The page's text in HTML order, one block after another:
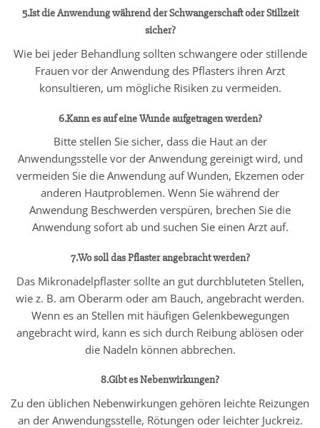
5.Ist die Anwendung während der Schwangerschaft oder Stillzeit
sicher?
Wie bei jeder Behandlung sollten schwangere oder stillende
Frauen vor der Anwendung des Pflasters ihren Arzt
konsultieren, um mögliche Risiken zu vermeiden.
6.Kann es auf eine Wunde aufgetragen werden?
Bitte stellen Sie sicher, dass die Haut an der
Anwendungsstelle vor der Anwendung gereinigt wird, und
vermeiden Sie die Anwendung auf Wunden, Ekzemen oder
anderen Hautproblemen. Wenn Sie während der
Anwendung Beschwerden verspüren, brechen Sie die
Anwendung sofort ab und suchen Sie einen Arzt auf.
7.Wo soll das Pflaster angebracht werden?
Das Mikronadelpflaster sollte an gut durchbluteten Stellen,
wie z. B. am Oberarm oder am Bauch, angebracht werden.
Wenn es an Stellen mit häufigen Gelenkbewegungen
angebracht wird, kann es sich durch Reibung ablösen oder
die Nadeln können abbrechen.
8.Gibt es Nebenwirkungen?
Zu den üblichen Nebenwirkungen gehören leichte Reizungen
an der Anwendungsstelle, Rötungen oder leichter Juckreiz.